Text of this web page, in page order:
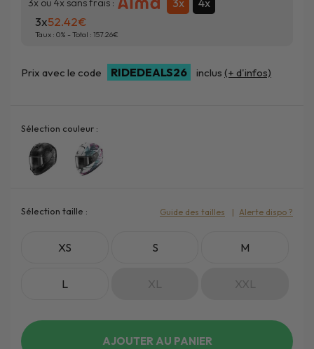
3x 4x
3x52.42
Taux : 0% - Total : 157.26
Prix avec le code RIDEDEALS26 inclus (+ d'infos)
Sélection couleur :
Sélection taille :
XS S M
L XL XXL
Guide des tailles Alerte dispo ?
AJOUTER AU PANIER